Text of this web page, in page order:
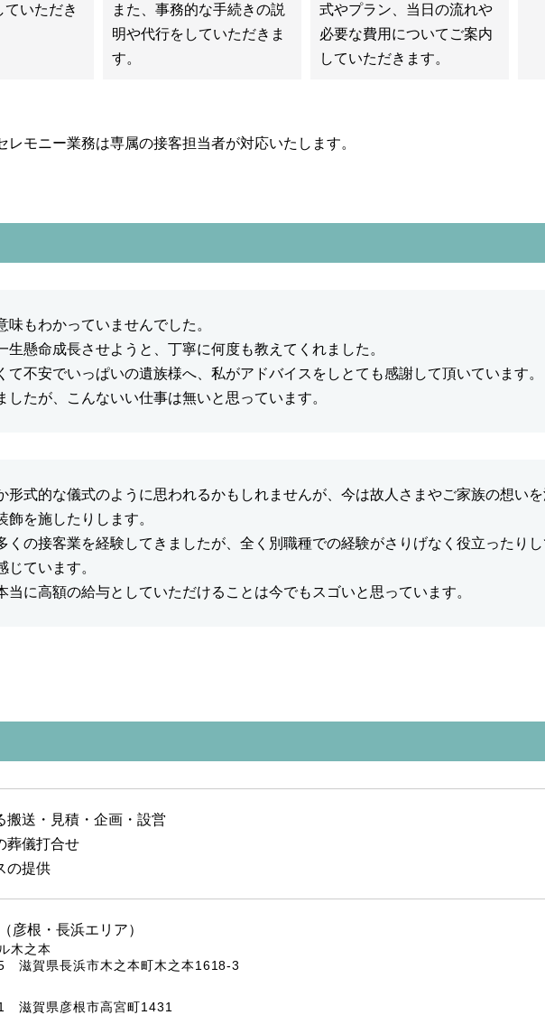
いただき
また、事務的な手続きの説
明や代行をしていただきま
す。
式やプラン、当日の流れや
必要な費用についてご案内
していただきます。
モニー業務は専属の接客担当者が対応いたします。
もわかっていませんでした。
生懸命成長させようと、丁寧に何度も教えてくれました。
て不安でいっぱいの遺族様へ、私がアドバイスをしとても感謝して頂いています。
したが、こんないい仕事は無いと思っています。
形式的な儀式のように思われるかもしれませんが、今は故人さまやご家族の想い
を施したりします。
くの接客業を経験してきましたが、全く別職種での経験がさりげなく役立ったり
ています。
当に高額の給与としていただけることは今でもスゴいと思っています。
搬送・見積・企画・設営
葬儀打合せ
の提供
彦根・長浜エリア）
木之本
滋賀県長浜市木之本町木之本1618-3
滋賀県彦根市高宮町1431